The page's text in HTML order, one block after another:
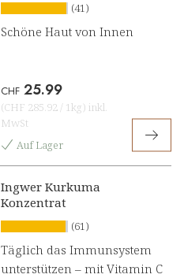
(41)
Schöne Haut von Innen
CHF 25.99
(CHF 285.92 / 1kg) inkl.
MwSt
Auf Lager
Ingwer Kurkuma
Konzentrat
(61)
Täglich das Immunsystem
unterstützen – mit Vitamin C